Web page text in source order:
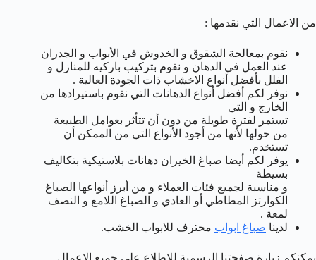
من الاعمال التي نقدمها :
نقوم بمعالجة الشقوق و الخدوش في الأبواب و الجدران
عند العمل في الدهان و نقوم بتركيب باركيه للمنازل و
الفلل بأفضل أنواع الاخشاب ذات الجودة العالية .
نوفر لكم أفضل أنواع الدهانات التي نقوم باستيرادها من
الخارج و التي
تستمر لفترة طويلة من دون أن تتأثر بعوامل الطبيعة
من حولها لأنها من أجود الأنواع التي من الممكن أن
تستخدم.
يوفر لكم أيضا صباغ الخيران دهانات بلاستيكية بتكاليف
بسيطة
و مناسبة لجميع فئات العملاء و من أبرز أنواعها الصباغ
الكوارتز المطاطي أو العادي و الصباغ اللامع و النصف
لمعة .
لدينا صباغ ابواب محترف للابواب الخشب.
يمكنكم زيارة صفحتنا الرسمية للاطلاع على جميع الاعمال